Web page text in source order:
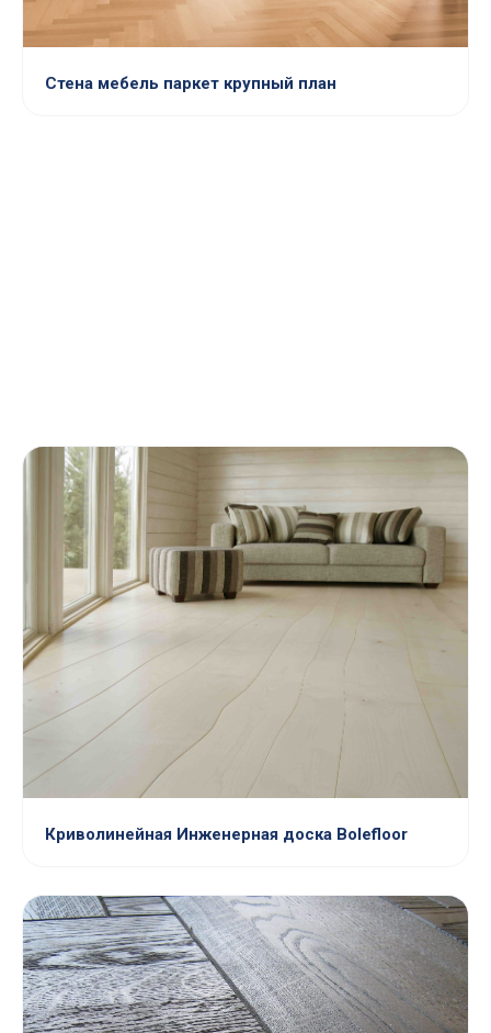
Стена мебель паркет крупный план
Криволинейная Инженерная доска Bolefloor